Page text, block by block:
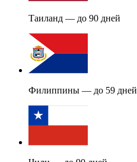
Таиланд — до 90 дней
Филиппины — до 59 дней